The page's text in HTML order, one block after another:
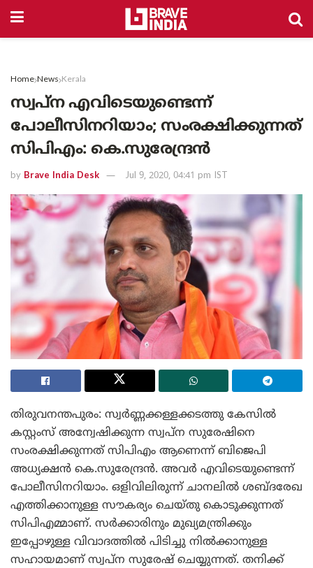
Home News Kerala
സ്വപ്‌ന എവിടെയുണ്ടെന്ന്
പോലീസിനറിയാം; സംരക്ഷിക്കുന്നത്
സിപിഎം: കെ.സുരേന്ദ്രന്‍
by Brave India Desk Jul 9, 2020, 04:41 pm IST
തിരുവനന്തപുരം: സ്വര്‍ണ്ണക്കള്ളക്കടത്തു കേസില്‍
കസ്റ്റംസ് അന്വേഷിക്കുന്ന സ്വപ്‌ന സുരേഷിനെ
സംരക്ഷിക്കുന്നത് സിപിഎം ആണെന്ന് ബിജെപി
അധ്യക്ഷന്‍ കെ.സുരേന്ദ്രന്‍. അവര്‍ എവിടെയുണ്ടെന്ന്
പോലീസിനറിയാം. ഒളിവിലിരുന്ന് ചാനലില്‍ ശബ്ദരേഖ
എത്തിക്കാനുള്ള സൗകര്യം ചെയ്തു കൊടുക്കുന്നത്
സിപിഎമ്മാണ്. സര്‍ക്കാരിനും മുഖ്യമന്ത്രിക്കും
ഇപ്പോഴുള്ള വിവാദത്തില്‍ പിടിച്ചു നില്‍ക്കാനുള്ള
സഹായമാണ് സ്വപ്‌ന സുരേഷ് ചെയ്യുന്നത്. തനിക്ക്